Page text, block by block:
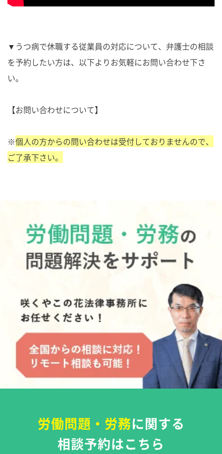
▼うつ病で休職する従業員の対応について、弁護士の相談
を予約したい方は、以下よりお気軽にお問い合わせ下さ
い。
【お問い合わせについて】
※個人の方からの問い合わせは受付しておりませんので、
ご了承下さい。
労働問題・労務に関する
相談予約はこちら